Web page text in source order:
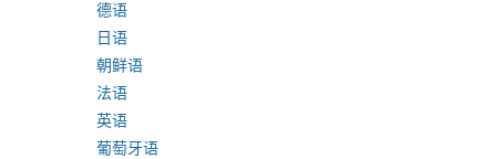
德语
日语
朝鲜语
法语
英语
葡萄牙语